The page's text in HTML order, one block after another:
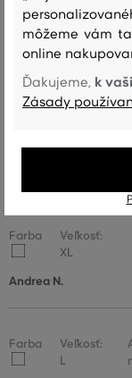
Farba
Veľkosť:
XXL
M
Farba
Veľkosť:
XL
Andrea N.
Farba
Veľkosť:
L
môžeme vám
online
Ďakujeme, k
Zásady